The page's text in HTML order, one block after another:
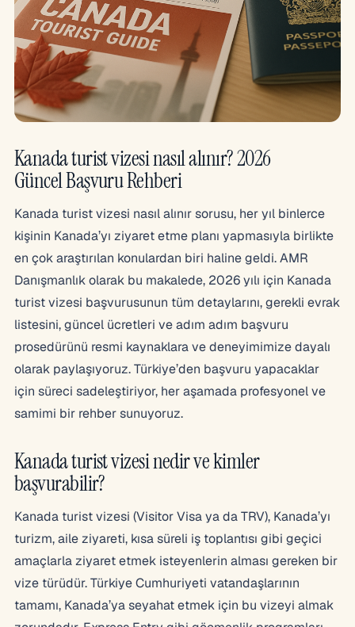
Kanada turist vizesi nasıl alınır? 2026
Güncel Başvuru Rehberi
Kanada turist vizesi nasıl alınır sorusu, her yıl binlerce
kişinin Kanada’yı ziyaret etme planı yapmasıyla birlikte
en çok araştırılan konulardan biri haline geldi. AMR
Danışmanlık olarak bu makalede, 2026 yılı için Kanada
turist vizesi başvurusunun tüm detaylarını, gerekli evrak
listesini, güncel ücretleri ve adım adım başvuru
prosedürünü resmi kaynaklara ve deneyimimize dayalı
olarak paylaşıyoruz. Türkiye’den başvuru yapacaklar
için süreci sadeleştiriyor, her aşamada profesyonel ve
samimi bir rehber sunuyoruz.
Kanada turist vizesi nedir ve kimler
başvurabilir?
Kanada turist vizesi (Visitor Visa ya da TRV), Kanada’yı
turizm, aile ziyareti, kısa süreli iş toplantısı gibi geçici
amaçlarla ziyaret etmek isteyenlerin alması gereken bir
vize türüdür. Türkiye Cumhuriyeti vatandaşlarının
tamamı, Kanada’ya seyahat etmek için bu vizeyi almak